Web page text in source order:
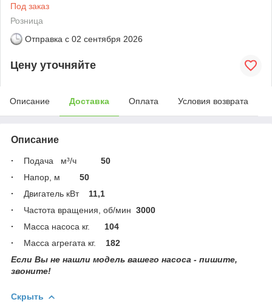
Под заказ
Розница
Отправка с 02 сентября 2026
Цену уточняйте
Описание Доставка Оплата Условия возврата
Описание
· Подача м³/ч 50
·
Напор, м 50
·
Двигатель кВт 11,1
·
Частота вращения, об/мин 3000
·
Масса насоса кг. 104
· Масса агрегата кг. 182
Если Вы не нашли модель вашего насоса - пишите,
звоните!
Скрыть